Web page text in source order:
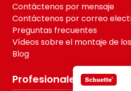
Contáctenos por mensaje
Contáctenos por correo
Preguntas frecuentes
Vídeos sobre el montaje de
Blog
Profesionales